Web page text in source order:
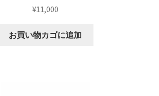
¥11,000
お買い物カゴに追加